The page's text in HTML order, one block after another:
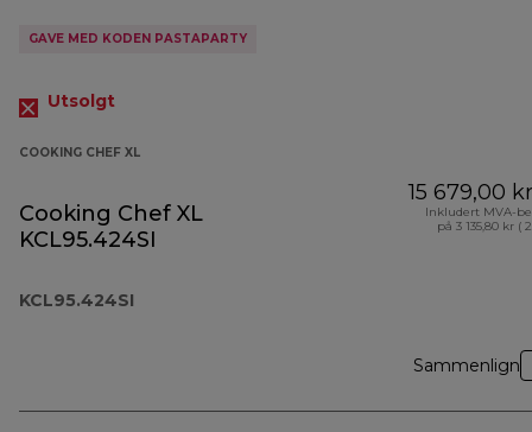
GAVE MED KODEN PASTAPARTY
Utsolgt
COOKING CHEF XL
Cooking Chef XL
KCL95.424SI
KCL95.424SI
15 679,00 kr
Inkludert MVA-
på 3 135,80 kr (
Sammenlign